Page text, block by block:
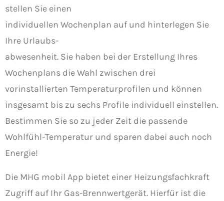
stellen Sie einen
indi­vi­duellen Wochenplan auf und hinterlegen Sie
Ihre Urlaubs-
abwesenheit. Sie haben bei der Erstellung Ihres
Wochenplans die Wahl zwischen drei
vorinstallierten Temperaturprofilen und können
insgesamt bis zu sechs Profile individuell einstellen.
Bestimmen Sie so zu jeder Zeit die passende
Wohlfühl-Temperatur und sparen dabei auch noch
Energie!
Die MHG mobil App bietet einer Heizungsfachkraft
Zugriff auf Ihr Gas-Brennwertgerät. Hierfür ist die